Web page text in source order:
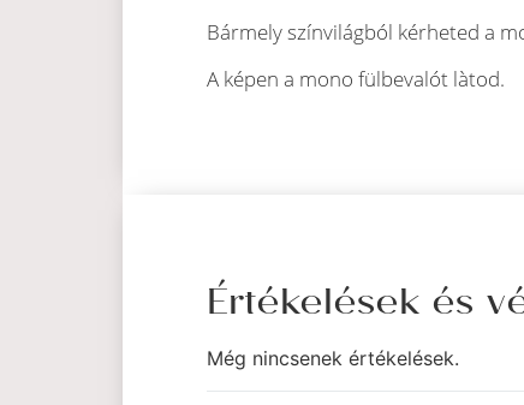
Bármely színvilágból kérheted a
A képen a mono fülbevalót làtod.
Értékelések és
Még nincsenek értékelések.